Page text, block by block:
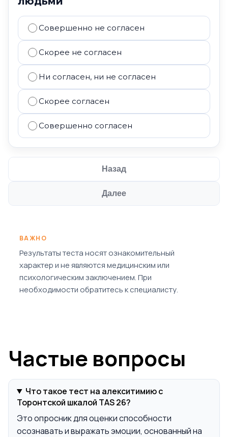
Совершенно не согласен
Скорее не согласен
Ни согласен, ни не согласен
Скорее согласен
Совершенно согласен
Назад
Далее
ВАЖНО
Результаты теста носят ознакомительный
характер и не являются медицинским или
психологическим заключением. При
необходимости обратитесь к специалисту.
Частые вопросы
Что такое тест на алекситимию с
Торонтской шкалой TAS 26?
Это опросник для оценки способности
осознавать и выражать эмоции, основанный на